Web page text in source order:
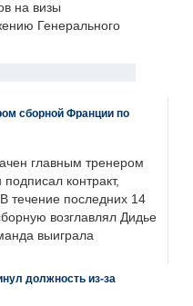
на визы
Генерального
сборной Франции по
главным тренером
контракт,
течение последних 14
возглавлял Дидье
выиграла
должность из-за